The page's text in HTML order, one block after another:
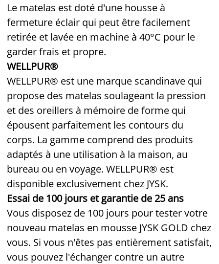
Le matelas est doté d'une housse à
fermeture éclair qui peut être facilement
retirée et lavée en machine à 40°C pour le
garder frais et propre.
WELLPUR®
WELLPUR® est une marque scandinave qui
propose des matelas soulageant la pression
et des oreillers à mémoire de forme qui
épousent parfaitement les contours du
corps. La gamme comprend des produits
adaptés à une utilisation à la maison, au
bureau ou en voyage. WELLPUR® est
disponible exclusivement chez JYSK.
Essai de 100 jours et garantie de 25 ans
Vous disposez de 100 jours pour tester votre
nouveau matelas en mousse JYSK GOLD chez
vous. Si vous n'êtes pas entièrement satisfait,
vous pouvez l'échanger contre un autre